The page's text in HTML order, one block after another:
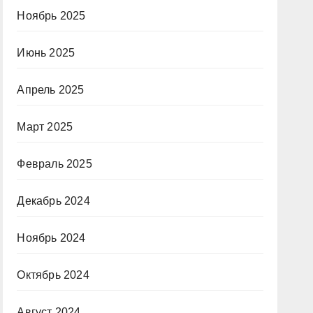
Ноябрь 2025
Июнь 2025
Апрель 2025
Март 2025
Февраль 2025
Декабрь 2024
Ноябрь 2024
Октябрь 2024